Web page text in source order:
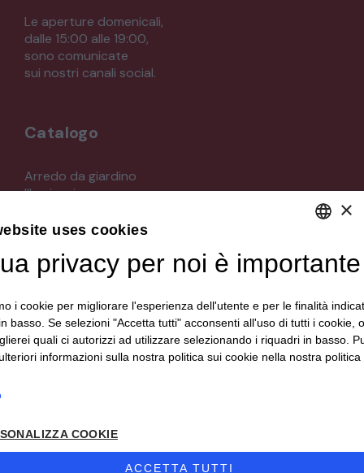
Le aperture domenicali,
dalle 15:00 alle 19:00,
sono comunicate
sui nostri canali social.
Catalogo
Arredo da giardino
Illuminazione
Mobili
Orologeria
Quadri stampe
Strumenti musicali e accessori
Tappeti e tessuti
Veicoli d'epoca
DEFAULT LANGUAGE
ITALIAN
×
uses cookies
privacy per noi è importante
i cookie per migliorare l'esperienza dell'utente e per le finalità
basso. Se selezioni "Accetta tutti" acconsenti all'uso di tutti i cookie,
quali ci autorizzi ad utilizzare selezionando i riquadri in basso.
informazioni sulla nostra politica sui cookie nella nostra politica
COOKIE
ACCETTA TUTTI